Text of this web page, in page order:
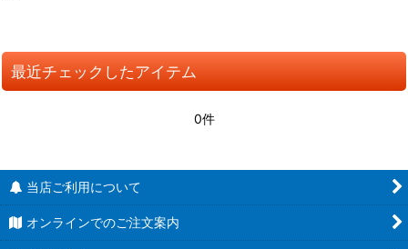
並び順:
最近チェックしたアイテム
0件
当店ご利用について
オンラインでのご注文案内